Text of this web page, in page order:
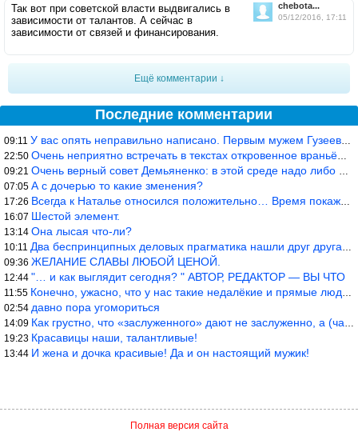
chebota...
05/12/2016, 17:11
Так вот при советской власти выдвигались в
зависимости от талантов. А сейчас в
зависимости от связей и финансирования.
Ещё комментарии ↓
Последние комментарии
09:11 У вас опять неправильно написано. Первым мужем Гузеевой был Илья
22:50 Очень неприятно встречать в текстах откровенное враньё… Конкретн
09:21 Очень верный совет Демьяненко: в этой среде надо либо иметь зубы
07:05 А с дочерью то какие зменения?
17:26 Всегда к Наталье относился положительно… Время покажет, что буде
16:07 Шестой элемент.
13:14 Она лысая что-ли?
10:11 Два беспринципных деловых прагматика нашли друг друга и «остепен
09:36 ЖЕЛАНИЕ СЛАВЫ ЛЮБОЙ ЦЕНОЙ.
12:44 "… и как выглядит сегодня? " АВТОР, РЕДАКТОР — ВЫ ЧТО
11:55 Конечно, ужасно, что у нас такие недалёкие и прямые люди… Как мо
02:54 давно пора угомориться
14:09 Как грустно, что «заслуженного» дают не заслуженно, а (чаще) по-
19:23 Красавицы наши, талантливые!
13:44 И жена и дочка красивые! Да и он настоящий мужик!
Полная версия сайта